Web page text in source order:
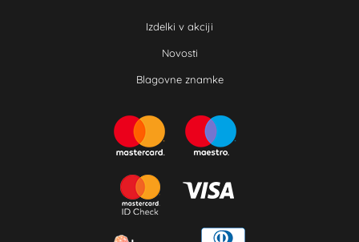
Izdelki v akciji
Novosti
Blagovne znamke